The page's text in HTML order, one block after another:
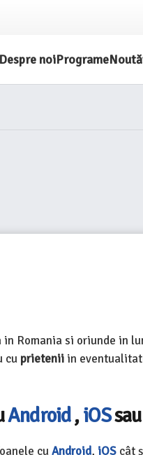
Despre noiPrograme
Romania si oriunde in
cu prietenii in
Android,iOSsau
cuAndroid, iOS cât